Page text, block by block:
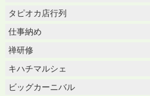
タピオカ店行列
仕事納め
禅研修
キハチマルシェ
ビッグカーニバル